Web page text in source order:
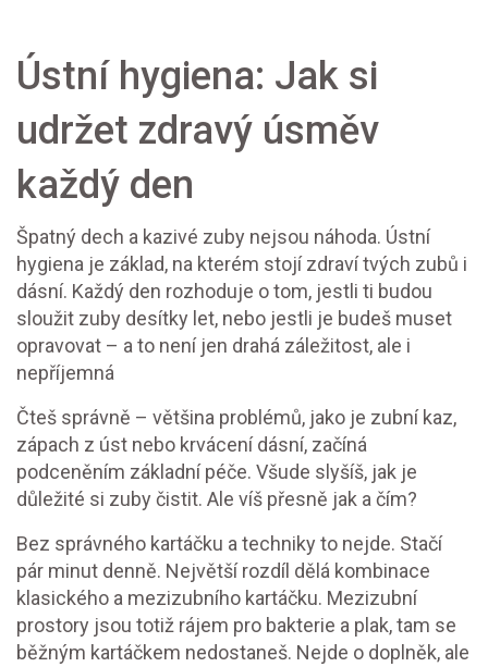
Ústní hygiena: Jak si
udržet zdravý úsměv
každý den
Špatný dech a kazivé zuby nejsou náhoda. Ústní
hygiena je základ, na kterém stojí zdraví tvých zubů i
dásní. Každý den rozhoduje o tom, jestli ti budou
sloužit zuby desítky let, nebo jestli je budeš muset
opravovat – a to není jen drahá záležitost, ale i
nepříjemná
Čteš správně – většina problémů, jako je zubní kaz,
zápach z úst nebo krvácení dásní, začíná
podceněním základní péče. Všude slyšíš, jak je
důležité si zuby čistit. Ale víš přesně jak a čím?
Bez správného kartáčku a techniky to nejde. Stačí
pár minut denně. Největší rozdíl dělá kombinace
klasického a mezizubního kartáčku. Mezizubní
prostory jsou totiž rájem pro bakterie a plak, tam se
běžným kartáčkem nedostaneš. Nejde o doplněk, ale